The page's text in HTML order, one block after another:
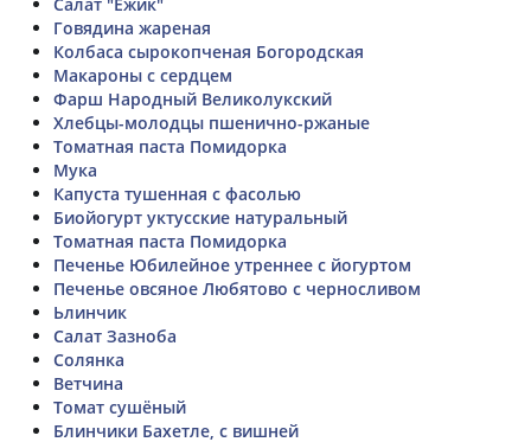
Говядина жареная
Колбаса сырокопченая Богородская
Макароны с сердцем
Фарш Народный Великолукский
Хлебцы-молодцы пшенично-ржаные
Томатная паста Помидорка
Мука
Капуста тушенная с фасолью
Биойогурт уктусские натуральный
Томатная паста Помидорка
Печенье Юбилейное утреннее с йогуртом
Печенье овсяное Любятово с черносливом
Ьлинчик
Салат Зазноба
Солянка
Ветчина
Томат сушёный
Блинчики Бахетле, с вишней